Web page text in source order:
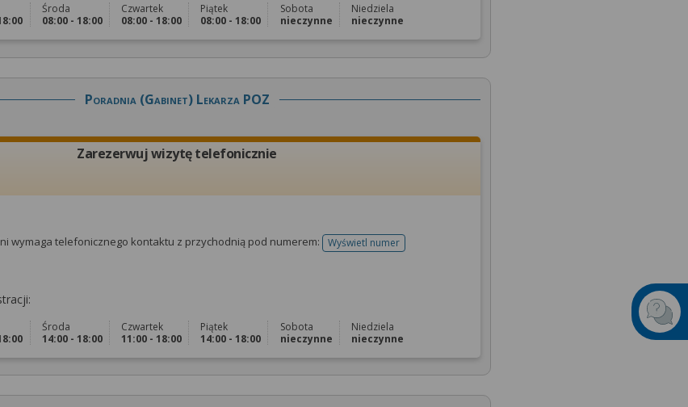
Środa
08:00 - 18:00
Czwartek
08:00 - 18:00
Piątek
08:00 - 18:00
Sobota
nieczynne
Niedziela
nieczynne
Poradnia (gabinet) Lekarza POZ
Zarezerwuj wizytę telefonicznie
wymaga telefonicznego kontaktu z przychodnią pod numerem: Wyświetl numertelefonu do rejestracji
Środa
14:00 - 18:00
Czwartek
11:00 - 18:00
Piątek
14:00 - 18:00
Sobota
nieczynne
Niedziela
nieczynne